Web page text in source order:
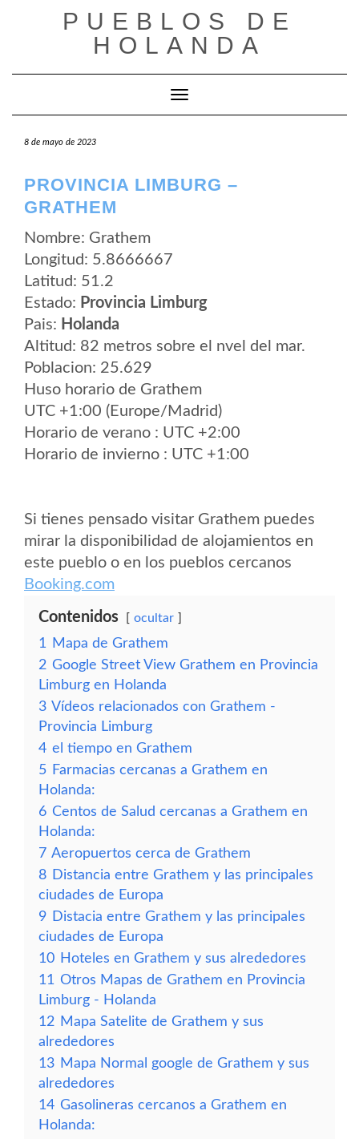
PUEBLOS DE
HOLANDA
Cambiar modo de navegación
8 de mayo de 2023
PROVINCIA LIMBURG –
GRATHEM
Nombre: Grathem
Longitud: 5.8666667
Latitud: 51.2
Estado: Provincia Limburg
Pais: Holanda
Altitud: 82 metros sobre el nvel del mar.
Poblacion: 25.629
Huso horario de Grathem
UTC +1:00 (Europe/Madrid)
Horario de verano : UTC +2:00
Horario de invierno : UTC +1:00
Si tienes pensado visitar Grathem puedes
mirar la disponibilidad de alojamientos en
este pueblo o en los pueblos cercanos
Booking.com
Contenidos ocultar
1
Mapa de Grathem
2 Google Street View Grathem en Provincia
Limburg en Holanda
3 Vídeos relacionados con Grathem -
Provincia Limburg
4 el tiempo en Grathem
5 Farmacias cercanas a Grathem en
Holanda:
6 Centos de Salud cercanas a Grathem en
Holanda:
7 Aeropuertos cerca de Grathem
8 Distancia entre Grathem y las principales
ciudades de Europa
9 Distacia entre Grathem y las principales
ciudades de Europa
10 Hoteles en Grathem y sus alrededores
11 Otros Mapas de Grathem en Provincia
Limburg - Holanda
12 Mapa Satelite de Grathem y sus
alrededores
13 Mapa Normal google de Grathem y sus
alrededores
14 Gasolineras cercanos a Grathem en
Holanda: